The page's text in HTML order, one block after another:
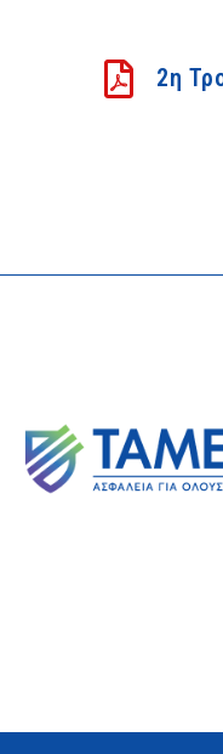
2η